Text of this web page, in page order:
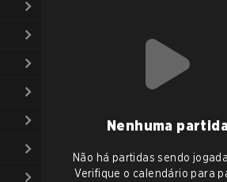
Nenhuma partida
Não há partidas sendo
Verifique o calendário para